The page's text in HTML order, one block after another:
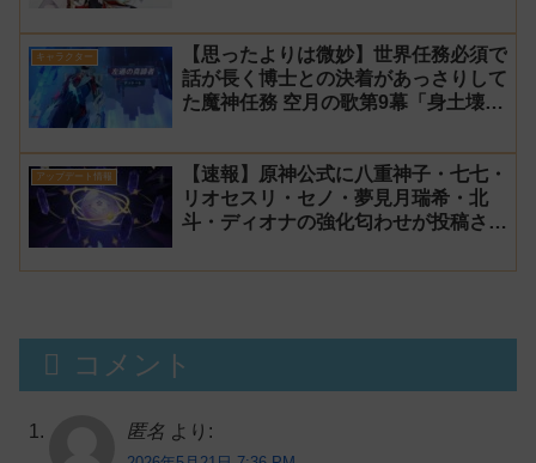
キャラクター
【思ったよりは微妙】世界任務必須で
話が長く博士との決着があっさりして
た魔神任務 空月の歌第9幕「身土壊
プラーナ」感想
アップデート情報
【速報】原神公式に八重神子・七七・
リオセスリ・セノ・夢見月瑞希・北
斗・ディオナの強化匂わせが投稿され
コメント
匿名 より: